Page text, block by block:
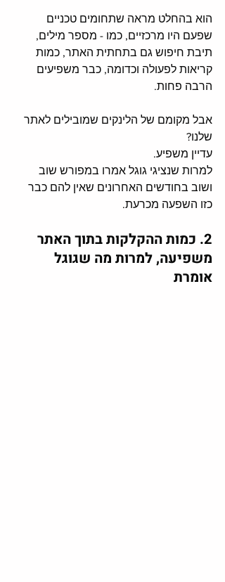
הוא בהחלט מראה שתחומים טכניים
שפעם היו מרכזיים, כמו - מספר מילים,
תיבת חיפוש גם בתחתית האתר, כמות
קריאות לפעולה וכדומה, כבר משפיעים
הרבה פחות.
אבל מקומם של הלינקים שמובילים לאתר
שלנו?
עדיין משפיע.
למרות שנציגי גוגל אמרו במפורש שוב
ושוב בחודשים האחרונים שאין להם כבר
כזו השפעה מכרעת.
2. כמות ההקלקות בתוך האתר
משפיעה, למרות מה שגוגל
אומרת